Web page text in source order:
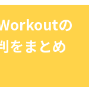
の
をまとめ